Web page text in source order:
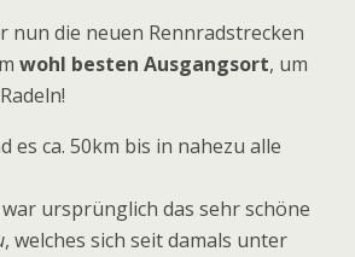
nun die neuen Rennradstrecken
wohl besten Ausgangsort, um
es ca. 50km bis in nahezu alle
ursprünglich das sehr schöne
, welches sich seit damals unter